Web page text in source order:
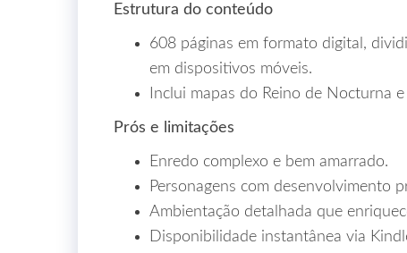
Estrutura do conteúdo
608 páginas em formato digital,
em dispositivos móveis.
Inclui mapas do Reino de Nocturna
Prós e limitações
Enredo complexo e bem amarrado.
Personagens com desenvolvimento
Ambientação detalhada que
Disponibilidade instantânea via